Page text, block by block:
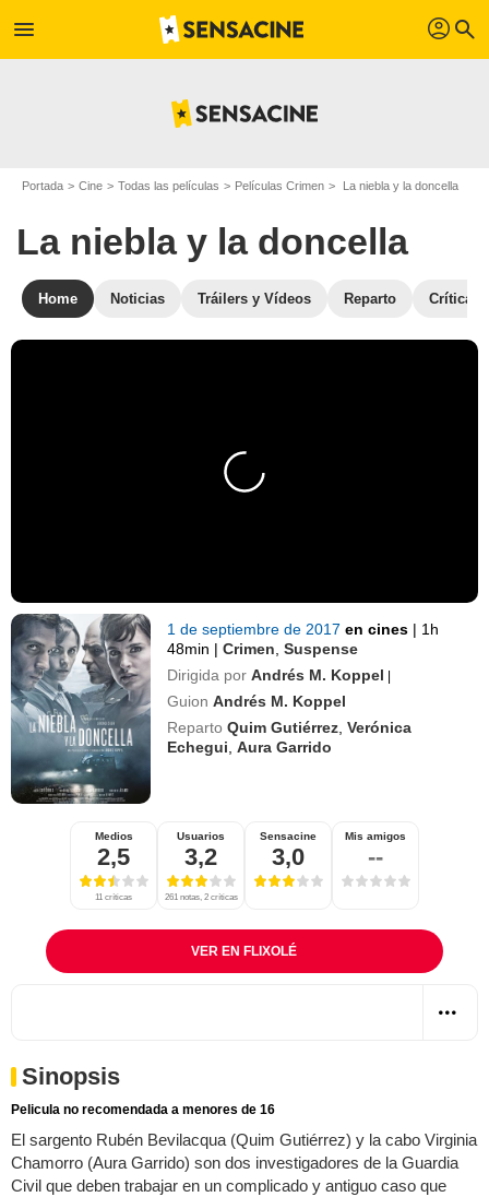
menu profil search
Portada Cine Todas las películas Películas Crimen La niebla y la doncella
La niebla y la doncella
Home Noticias Tráilers y Vídeos Reparto Críticas
1 de septiembre de 2017en cines | 1h
48min | Crimen ,Suspense
Dirigida por Andrés M. Koppel |
Guion Andrés M. Koppel
Reparto Quim Gutiérrez ,Verónica
Echegui ,Aura Garrido
Medios
2,5
11 críticas
Usuarios
3,2
261 notas, 2 críticas
Sensacine
3,0
Mis amigos
--
VER EN FLIXOLÉ
Sinopsis
Pelicula no recomendada a menores de 16
El sargento Rubén Bevilacqua (Quim Gutiérrez) y la cabo Virginia
Chamorro (Aura Garrido) son dos investigadores de la Guardia
Civil que deben trabajar en un complicado y antiguo caso que